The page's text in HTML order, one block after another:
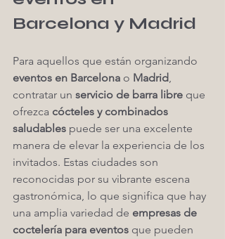
Barcelona y Madrid
Para aquellos que están organizando
eventos en Barcelona o Madrid,
contratar un servicio de barra libre que
ofrezca cócteles y combinados
saludables puede ser una excelente
manera de elevar la experiencia de los
invitados. Estas ciudades son
reconocidas por su vibrante escena
gastronómica, lo que significa que hay
una amplia variedad de empresas de
coctelería para eventos que pueden